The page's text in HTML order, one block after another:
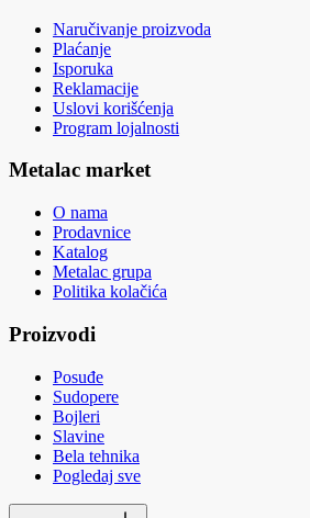
Naručivanje proizvoda
Plaćanje
Isporuka
Reklamacije
Uslovi korišćenja
Program lojalnosti
Metalac market
O nama
Prodavnice
Katalog
Metalac grupa
Politika kolačića
Proizvodi
Posuđe
Sudopere
Bojleri
Slavine
Bela tehnika
Pogledaj sve